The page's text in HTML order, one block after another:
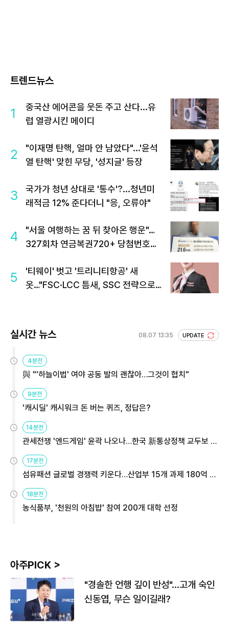
트렌드뉴스
1
중국산 에어콘을 웃돈 주고 산다...유
럽 열광시킨 메이디
2
"이재명 탄핵, 얼마 안 남았다"...'윤석
열 탄핵' 맞힌 무당, '성지글' 등장
3
국가가 청년 상대로 '통수'?...청년미
래적금 12% 준다더니 "응, 오류야"
4
"서울 여행하는 꿈 뒤 찾아온 행운"…
327회차 연금복권720+ 당첨번호조
5
'티웨이' 벗고 '트리니티항공' 새
옷…"FSC·LCC 틈새, SSC 전략으로
실시간 뉴스 08.07 13:35 UPDATE
4분전
與 "'하늘이법' 여야 공동 발의 괜찮아…그것이 협치"
9분전
'캐시딜' 캐시워크 돈 버는 퀴즈, 정답은?
14분전
관세전쟁 '엔드게임' 윤곽 나오나…한국 新통상정책 교두보 활
용해야
17분전
섬유패션 글로벌 경쟁력 키운다…산업부 15개 과제 180억 지
원
18분전
농식품부, '천원의 아침밥' 참여 200개 대학 선정
아주PICK >
"경솔한 언행 깊이 반성"…고개 숙인
신동엽, 무슨 일이길래?